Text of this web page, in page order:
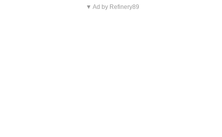
▼ Ad by Refinery89